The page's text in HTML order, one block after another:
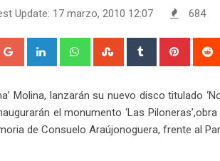
Update: 17 marzo, 2010 12:07 684
Google+ LinkedIn WhatsappStumbleUpon
Tumblr
Molina, lanzarán su nuevo disco titulado
el monumento ‘Las
de Consuelo Araújonoguera, frente al